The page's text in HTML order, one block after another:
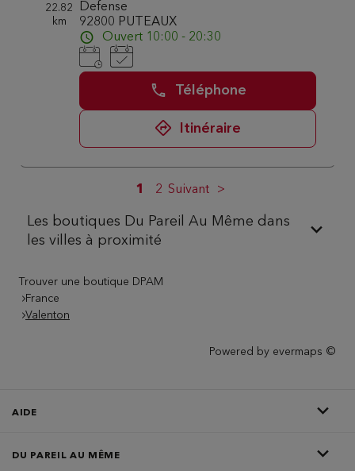
22.82
km
Defense
92800 PUTEAUX
Ouvert 10:00 - 20:30
Téléphone
Itinéraire
1 2 Suivant
Les boutiques Du Pareil Au Même dans
les villes à proximité
Trouver une boutique DPAM
France
Valenton
Powered by evermaps ©
AIDE
DU PAREIL AU MÊME